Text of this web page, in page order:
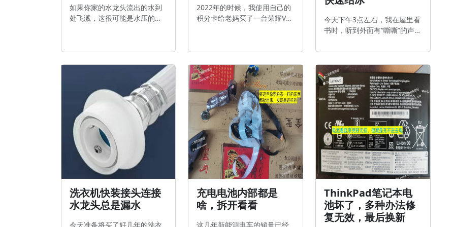
如果你家的水龙头流出的水到
处飞溅，这很可能是水压的问
加一个多孔的垫片就可以了。
片，扎几个孔，也能起到类似
的效果，有兴趣的朋友可以尝
试一下。
2022年的时候，我使用自己的
积分卡给老妈买了一台荣耀V20
唉，真是愁人。 这次屏幕又摔
都磕碎了），经常触摸不灵
敏，折腾了一下，也更新了一
下系统，然后重启，发现不管
用，我判断需要换屏幕。最近
对电子硬件比较感兴趣，想着
能不能自己动手换屏，于是在
拼夕夕上花了60多人民币买了
一块屏幕总成，对照着视频自
己更换上了，还不错，
今天下午3点左右，我在屋里看
书时，听到外面有“嘶嘶”的声
就没有当回事儿。 一会儿我爸
上楼喊我出来，我开门一看原
来是屋外面墙角的水龙头漏水
了，仔细一检查发现水龙头的
肚子竟然裂开了。满地都是
水。虽然是不开空调室温还有
11度，但是外面水龙头流出来
的水很多已经结成了冰渣，可
能跟背阴有关系吧。 北方用的
水龙头，买纯铜或者不锈钢的
今天的气温是-2度~6度，按
洗衣机快装接头连接
水龙头总是漏水
今天准备将买了好几年的洗衣
充电电池内部都是
啥，拆开看看
这几年新能源电车的销量已经
ThinkPad笔记本电
池坏了，多种办法修
复无效，最后换新